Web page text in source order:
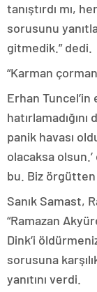
tanıştırdı mı,
sorusunu
gitmedik.” dedi.
“Karman
Erhan
panik havası
olacaksa
bu. Biz örgütten
Sanık Samast,
“Ramazan
Dink’i
sorusuna
yanıtını verdi.